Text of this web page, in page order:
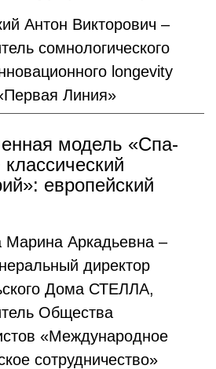
Антон Викторович –
сомнологического
longevity
Линия»
модель «Спа-
европейский
Аркадьевна –
директор
Дома СТЕЛЛА,
Общества
«Международное
сотрудничество»